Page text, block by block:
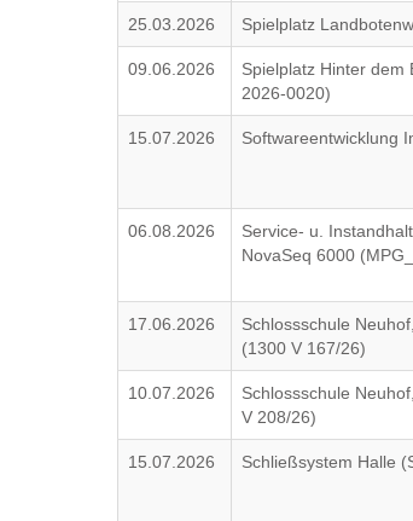
25.03.2026 Spielplatz
09.06.2026
Spielplatz Hinter dem
2026-0020)
15.07.2026 Softwareentwicklung
06.08.2026
Service- u.
NovaSeq 6000
17.06.2026
Schlossschule
(1300 V 167/26)
10.07.2026
Schlossschule
V 208/26)
15.07.2026 Schließsystem Halle